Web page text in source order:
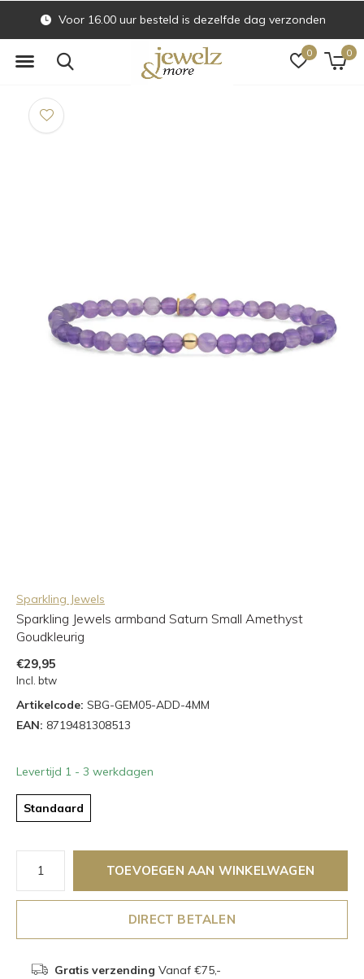
0 0
Voor 16.00 uur besteld is dezelfde dag verzonden
Sparkling Jewels
Sparkling Jewels armband Saturn Small Amethyst
Goudkleurig
€29,95
Incl. btw
Artikelcode: SBG-GEM05-ADD-4MM
EAN: 8719481308513
Levertijd 1 - 3 werkdagen
Standaard
TOEVOEGEN AAN WINKELWAGEN
DIRECT BETALEN
Gratis verzending Vanaf €75,-